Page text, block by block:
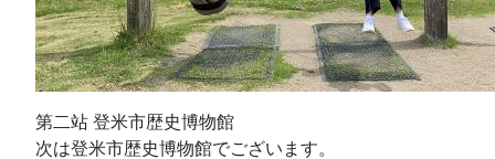
第二站 登米市歴史博物館
次は登米市歴史博物館でございます。